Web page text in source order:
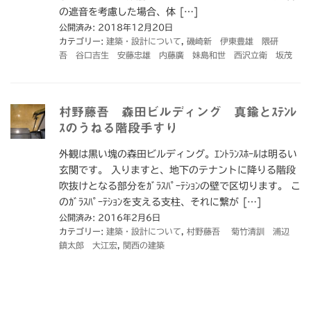
の遮音を考慮した場合、体 […]
公開済み: 2018年12月20日
カテゴリー: 建築・設計について
磯崎新 伊東豊雄 隈研
吾 谷口吉生 安藤忠雄 内藤廣 妹島和世 西沢立衛 坂茂
村野藤吾 森田ビルディング 真鍮とｽﾃﾝﾚ
ｽのうねる階段手すり
外観は黒い塊の森田ビルディング。ｴﾝﾄﾗﾝｽﾎｰﾙは明るい
玄関です。 入りますと、地下のテナントに降りる階段
吹抜けとなる部分をｶﾞﾗｽﾊﾟｰﾃｼｮﾝの壁で区切ります。 こ
のｶﾞﾗｽﾊﾟｰﾃｼｮﾝを支える支柱、それに繋が […]
公開済み: 2016年2月6日
カテゴリー: 建築・設計について
村野藤吾 菊竹清訓 浦辺
鎮太郎 大江宏
関西の建築